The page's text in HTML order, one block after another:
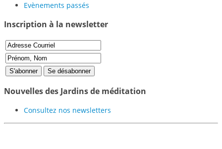
Evènements passés
Inscription à la newsletter
Nouvelles des Jardins de méditation
Consultez nos newsletters